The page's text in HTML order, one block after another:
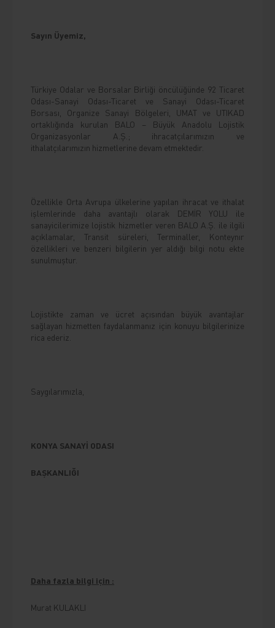
Sayın Üyemiz,
Türkiye Odalar ve Borsalar Birliği öncülüğünde 92 Ticaret
Odası-Sanayi Odası-Ticaret ve Sanayi Odası-Ticaret
Borsası, Organize Sanayi Bölgeleri, UMAT ve UTIKAD
ortaklığında kurulan BALO – Büyük Anadolu Lojistik
Organizasyonlar A.Ş.; ihracatçılarımızın ve
ithalatçılarımızın hizmetlerine devam etmektedir.
Özellikle Orta Avrupa ülkelerine yapılan ihracat ve ithalat
işlemlerinde daha avantajlı olarak DEMİR YOLU ile
sanayicilerimize lojistik hizmetler veren BALO A.Ş. ile ilgili
açıklamalar, Transit süreleri, Terminaller, Konteynır
özellikleri ve benzeri bilgilerin yer aldığı bilgi notu ekte
sunulmuştur.
Lojistikte zaman ve ücret açısından büyük avantajlar
sağlayan hizmetten faydalanmanız için konuyu bilgilerinize
rica ederiz.
Saygılarımızla,
KONYA SANAYİ ODASI
BAŞKANLIĞI
Daha fazla bilgi için :
Murat KULAKLI